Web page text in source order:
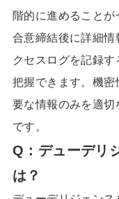
階的に進めること
合意締結後に詳細
クセスログを記録
把握できます。機
要な情報のみを適
です。
Q：デューデリ
は？